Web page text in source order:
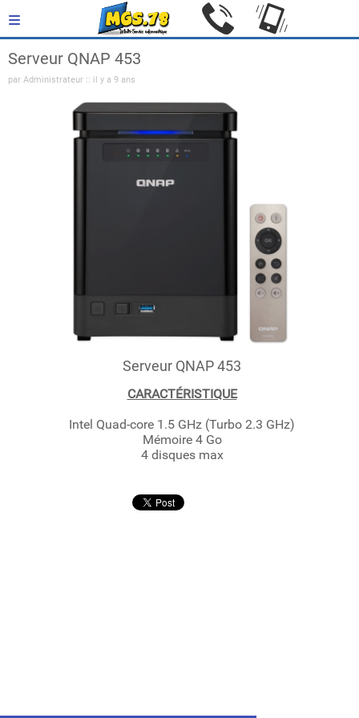
Serveur QNAP 453
par Administrateur :: il y a 9 ans
Serveur QNAP 453
CARACTÉRISTIQUE
Intel Quad-core 1.5 GHz (Turbo 2.3 GHz)
Mémoire 4 Go
4 disques max